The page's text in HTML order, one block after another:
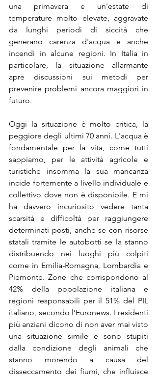
una primavera e un'estate di
temperature molto elevate, aggravate
da lunghi periodi di siccità che
generano carenza d'acqua e anche
incendi in alcune regioni. In Italia in
particolare, la situazione allarmante
apre discussioni sui metodi per
prevenire problemi ancora maggiori in
futuro.
Oggi la situazione è molto critica, la
peggiore degli ultimi 70 anni. L'acqua è
fondamentale per la vita, come tutti
sappiamo, per le attività agricole e
turistiche insomma la sua mancanza
incide fortemente a livello individuale e
collettivo dove non è disponibile. E mi
ha davvero incuriosito vedere tanta
scarsità e difficoltà per raggiungere
determinati posti, anche se con risorse
statali tramite le autobotti se la stanno
distribuendo nei luoghi più colpiti
come in Emilia-Romagna, Lombardia e
Piemonte. Zone che corrispondono al
42% della popolazione italiana e
regioni responsabili per il 51% del PIL
italiano, secondo l’Euronews. I residenti
più anziani dicono di non aver mai visto
una situazione simile e sono stupiti
dalla condizione degli animali che
stanno morendo a causa del
disseccamento dei fiumi, che influisce